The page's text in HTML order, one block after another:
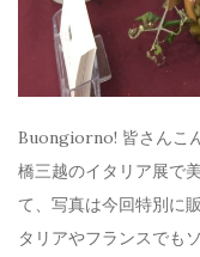
Buongiorno! 皆さんこ
橋三越のイタリア展で
て、写真は今回特別に
タリアやフランスでも